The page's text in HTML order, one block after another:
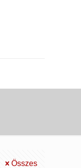
Összes